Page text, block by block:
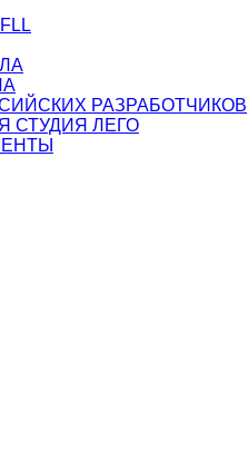
РАЗРАБОТЧИКОВ
СТУДИЯ ЛЕГО